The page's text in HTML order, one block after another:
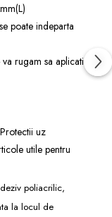
poate indeparta
rugam sa aplicati
Protectii uz
utile pentru
poliacrilic,
la locul de